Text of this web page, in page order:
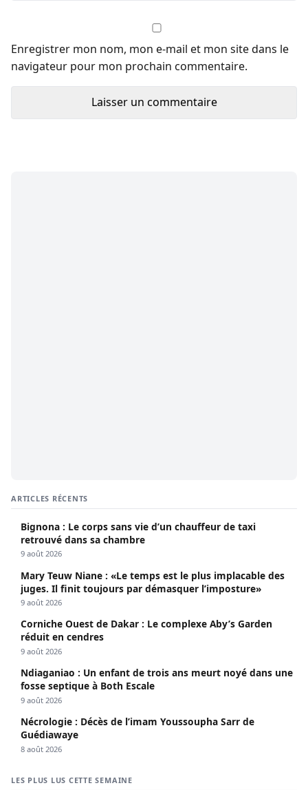
Enregistrer mon nom, mon e-mail et mon site dans le
navigateur pour mon prochain commentaire.
ARTICLES RÉCENTS
Bignona : Le corps sans vie d’un chauffeur de taxi
retrouvé dans sa chambre
9 août 2026
Mary Teuw Niane : «Le temps est le plus implacable des
juges. Il finit toujours par démasquer l’imposture»
9 août 2026
Corniche Ouest de Dakar : Le complexe Aby’s Garden
réduit en cendres
9 août 2026
Ndiaganiao : Un enfant de trois ans meurt noyé dans une
fosse septique à Both Escale
9 août 2026
Nécrologie : Décès de l’imam Youssoupha Sarr de
Guédiawaye
8 août 2026
LES PLUS LUS CETTE SEMAINE